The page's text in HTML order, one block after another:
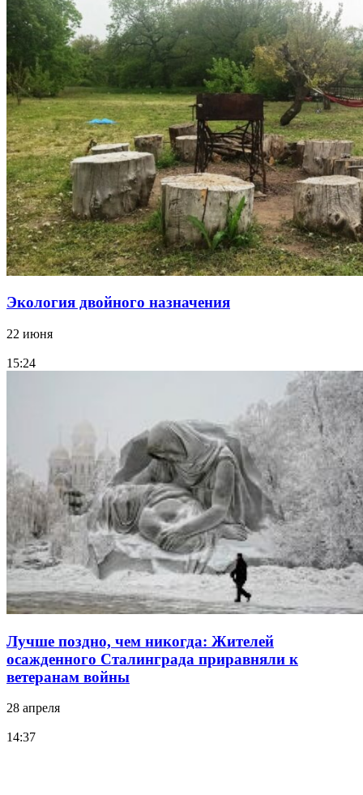
Экология двойного назначения
22 июня
15:24
Лучше поздно, чем никогда: Жителей
осажденного Сталинграда приравняли к
ветеранам войны
28 апреля
14:37